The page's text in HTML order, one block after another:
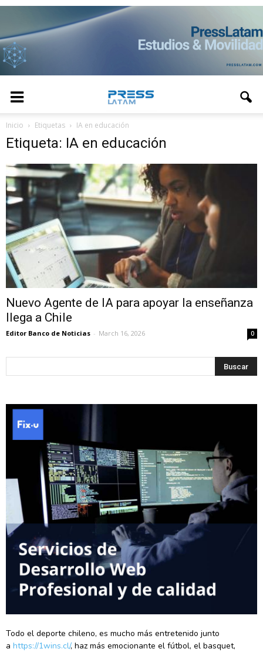
Inicio Etiquetas IA en educación
Etiqueta: IA en educación
Nuevo Agente de IA para apoyar la enseñanza
llega a Chile
Editor Banco de Noticias - March 16, 2026 0
Todo el deporte chileno, es mucho más entretenido junto
a https://1wins.cl/, haz más emocionante el fútbol, el basquet,